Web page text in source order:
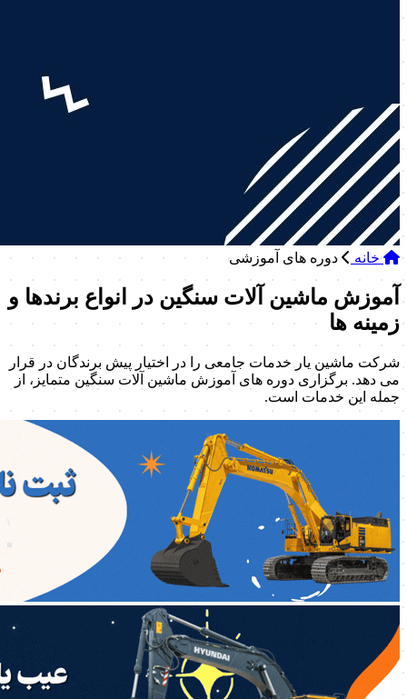
خانه دوره های آموزشی
آموزش ماشین آلات سنگین در انواع برندها و
زمینه ها
شرکت ماشین یار خدمات جامعی را در اختیار پیش برندگان در قرار
می دهد. برگزاری دوره های آموزش ماشین آلات سنگین متمایز، از
جمله این خدمات است.